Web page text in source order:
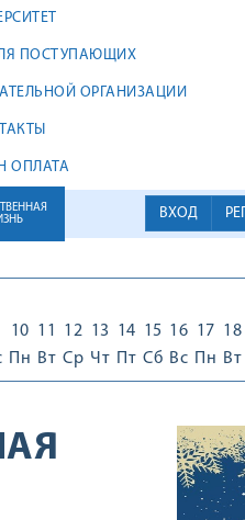
ПОСТУПАЮЩИХ
ОРГАНИЗАЦИИ
ОПЛАТА
ВХОД
10
Пн
11
Вт
12
Ср
13
Чт
14
Пт
15
Сб
16
Вс
17
Пн
18
Вт